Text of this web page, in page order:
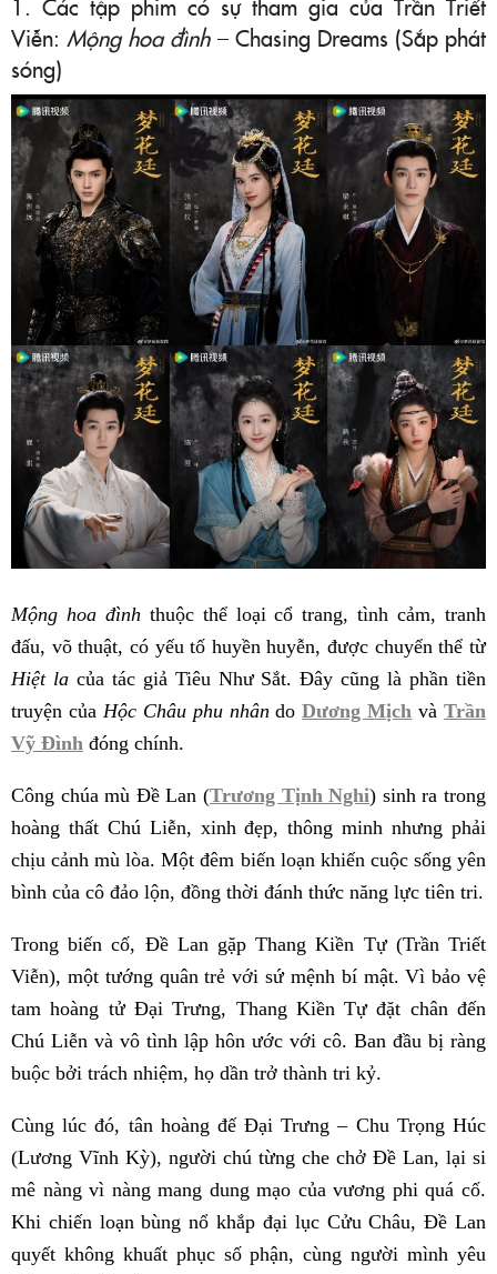
Viễn: Mộng hoa đình– Chasing Dreams (Sắp phát
sóng)
Mộng hoa đình thuộc thể loại cổ trang, tình cảm, tranh
đấu, võ thuật, có yếu tố huyền huyễn, được chuyển thể từ
Hiệt lacủa tác giả Tiêu Như Sắt. Đây cũng là phần tiền
truyện của Hộc Châu phu nhân doDương Mịch vàTrần
Vỹ Đình đóng chính.
Công chúa mù Đề Lan (Trương Tịnh Nghi) sinh ra trong
hoàng thất Chú Liễn, xinh đẹp, thông minh nhưng phải
chịu cảnh mù lòa. Một đêm biến loạn khiến cuộc sống yên
bình của cô đảo lộn, đồng thời đánh thức năng lực tiên tri.
Trong biến cố, Đề Lan gặp Thang Kiền Tự (Trần Triết
Viễn), một tướng quân trẻ với sứ mệnh bí mật. Vì bảo vệ
tam hoàng tử Đại Trưng, Thang Kiền Tự đặt chân đến
Chú Liễn và vô tình lập hôn ước với cô. Ban đầu bị ràng
buộc bởi trách nhiệm, họ dần trở thành tri kỷ.
Cùng lúc đó, tân hoàng đế Đại Trưng – Chu Trọng Húc
(Lương Vĩnh Kỳ), người chú từng che chở Đề Lan, lại si
mê nàng vì nàng mang dung mạo của vương phi quá cố.
Khi chiến loạn bùng nổ khắp đại lục Cửu Châu, Đề Lan
quyết không khuất phục số phận, cùng người mình yêu